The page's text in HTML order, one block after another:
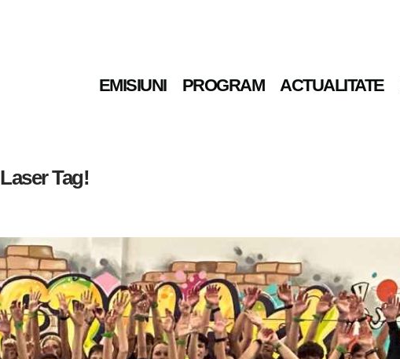
EMISIUNI PROGRAM ACTUALITATE
Tag!